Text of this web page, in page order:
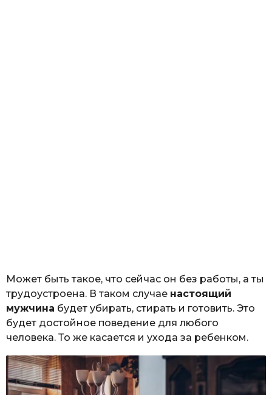
Может быть такое, что сейчас он без работы, а ты
трудоустроена. В таком случае настоящий
мужчина будет убирать, стирать и готовить. Это
будет достойное поведение для любого
человека. То же касается и ухода за ребенком.